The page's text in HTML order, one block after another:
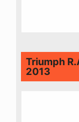
Triumph
2013